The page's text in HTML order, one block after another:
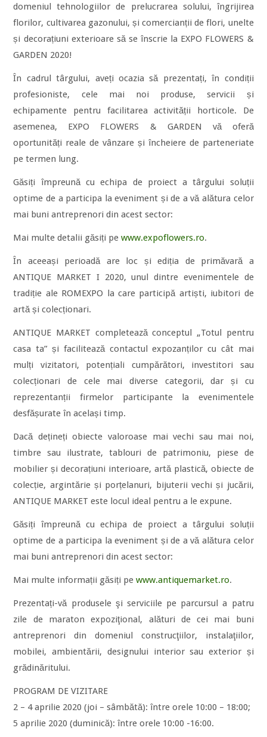
domeniul tehnologiilor de prelucrarea solului, îngrijirea
florilor, cultivarea gazonului, și comercianții de flori, unelte
și decorațiuni exterioare să se înscrie la EXPO FLOWERS &
GARDEN 2020!
În cadrul târgului, aveți ocazia să prezentați, în condiții
profesioniste, cele mai noi produse, servicii și
echipamente pentru facilitarea activității horticole. De
asemenea, EXPO FLOWERS & GARDEN vă oferă
oportunități reale de vânzare și încheiere de parteneriate
pe termen lung.
Găsiți împreună cu echipa de proiect a târgului soluții
optime de a participa la eveniment și de a vă alătura celor
mai buni antreprenori din acest sector:
Mai multe detalii găsiți pewww.expoflowers.ro.
În aceeași perioadă are loc și ediția de primăvară a
ANTIQUE MARKET I 2020, unul dintre evenimentele de
tradiție ale ROMEXPO la care participă artiști, iubitori de
artă și colecționari.
ANTIQUE MARKET completează conceptul „Totul pentru
casa ta” și facilitează contactul expozanților cu cât mai
mulți vizitatori, potențiali cumpărători, investitori sau
colecționari de cele mai diverse categorii, dar și cu
reprezentanții firmelor participante la evenimentele
desfășurate în același timp.
Dacă dețineți obiecte valoroase mai vechi sau mai noi,
timbre sau ilustrate, tablouri de patrimoniu, piese de
mobilier și decorațiuni interioare, artă plastică, obiecte de
colecție, argintărie și porțelanuri, bijuterii vechi și jucării,
ANTIQUE MARKET este locul ideal pentru a le expune.
Găsiți împreună cu echipa de proiect a târgului soluții
optime de a participa la eveniment și de a vă alătura celor
mai buni antreprenori din acest sector:
Mai multe informații găsiți pewww.antiquemarket.ro.
Prezentați-vă produsele şi serviciile pe parcursul a patru
zile de maraton expoziţional, alături de cei mai buni
antreprenori din domeniul construcţiilor, instalaţiilor,
mobilei, ambientării, designului interior sau exterior și
grădinăritului.
PROGRAM DE VIZITARE
2 – 4 aprilie 2020 (joi – sâmbătă): între orele 10:00 – 18:00;
5 aprilie 2020 (duminică): între orele 10:00 -16:00.